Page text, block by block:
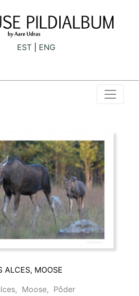
EST ENG
ALCES, MOOSE
, Moose, Põder